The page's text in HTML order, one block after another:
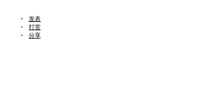
发表
打赏
分享